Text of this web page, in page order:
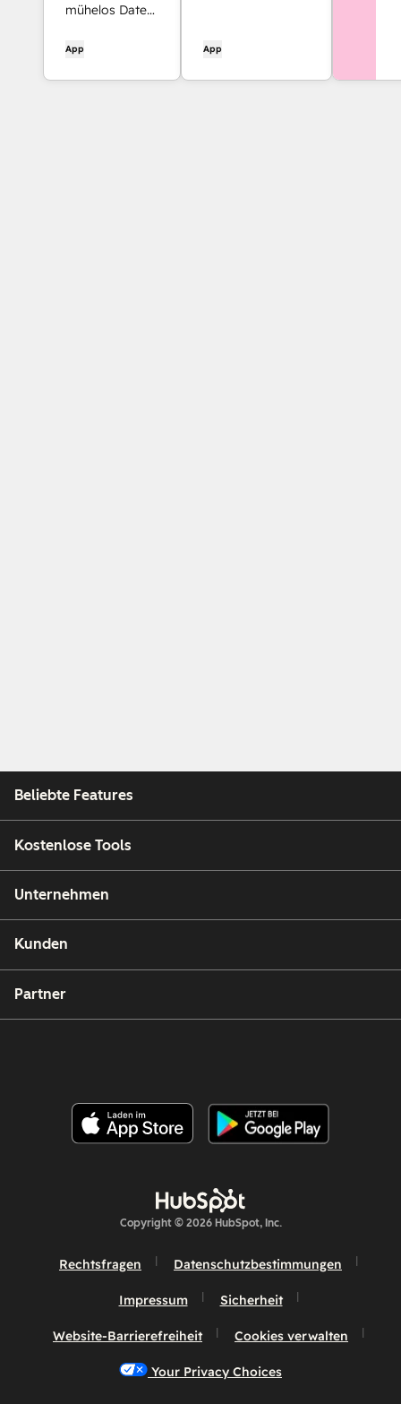
mühelos Daten
HubSpot.
App
Spiegelfeldwerten
App
Beliebte Features
Kostenlose Tools
Unternehmen
Kunden
Partner
Copyright © 2026 HubSpot, Inc.
Rechtsfragen Datenschutzbestimmungen
Impressum Sicherheit
Website-Barrierefreiheit Cookies verwalten
Your Privacy Choices